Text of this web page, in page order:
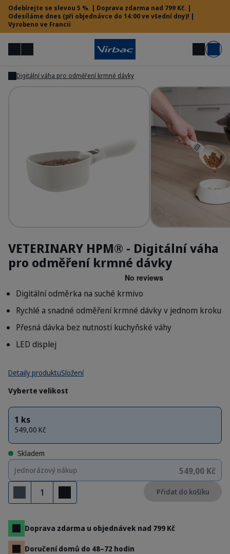
Odebírejte se slevou 5 %. | Doprava zdarma nad 799 Kč. |
Odesíláme dnes (při objednávce do 14:00 ve všední dny)! |
Vyrobeno ve Francii
MenuHledat Můj účet Košík
Potřebujete pomoc?
Digitální váha pro odměření krmné dávky
Accessories - Measuring spoon
Zobrazit
VETERINARY HPM® - Digitální váha
pro odměření krmné dávky
Digitální odměrka na suché krmivo
Rychlé a snadné odměření krmné dávky v jednom kroku
Přesná dávka bez nutnosti kuchyňské váhy
LED displej
Detaily produktuSložení
Vyberte velikost
1 ks
549,00 Kč
Skladem
Jednorázový nákup
549,00 Kč
Odebrat
Přidat
Přidat do košíku
Doprava zdarma u objednávek nad 799 Kč
Doručení domů do 48–72 hodin